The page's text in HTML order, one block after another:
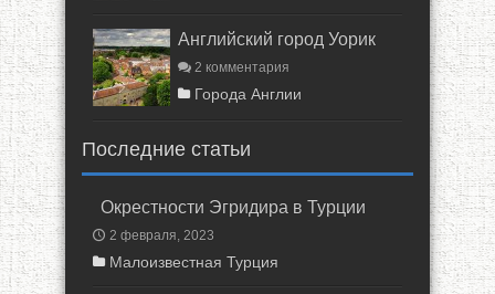
Английский город Уорик
2 комментария
Города Англии
Последние статьи
Окрестности Эгридира в Турции
2 февраля, 2023
Малоизвестная Турция